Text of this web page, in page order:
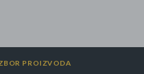
PROIZVODA